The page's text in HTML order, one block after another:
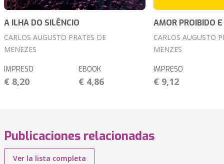
A ILHA DO SILÊNCIO
CARLOS AUGUSTO PRATES DE
MENEZES
IMPRESO
€ 8,20
EBOOK
€ 4,86
AMOR PROIBIDO
CARLOS AUGUSTO
MENZES
IMPRESO
€ 9,12
Publicaciones relacionadas
Ver la lista completa